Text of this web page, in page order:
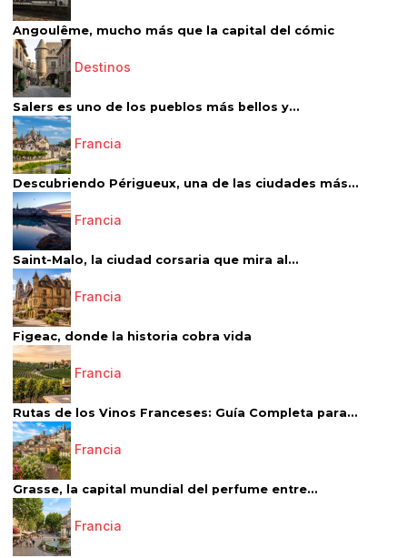
Angoulême, mucho más que la capital del cómic
Destinos
Salers es uno de los pueblos más bellos y...
Francia
Descubriendo Périgueux, una de las ciudades más...
Francia
Saint-Malo, la ciudad corsaria que mira al...
Francia
Figeac, donde la historia cobra vida
Francia
Rutas de los Vinos Franceses: Guía Completa para...
Francia
Grasse, la capital mundial del perfume entre...
Francia